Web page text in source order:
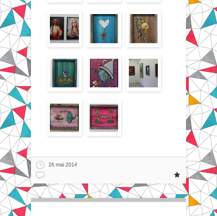
26 mai 2014